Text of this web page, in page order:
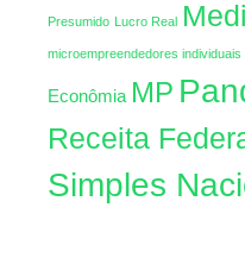
Presumido Lucro Real
microempreendedores individuais
Econômia MP
Receita
Simples